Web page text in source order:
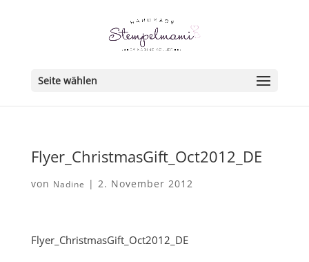
Seite wählen
Flyer_ChristmasGift_Oct2012_DE
von Nadine | 2. November 2012
Flyer_ChristmasGift_Oct2012_DE